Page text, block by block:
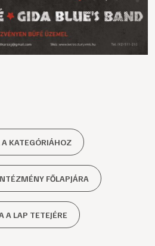
KATEGÓRIÁHOZ
FŐLAPJÁRA
A LAP TETEJÉRE